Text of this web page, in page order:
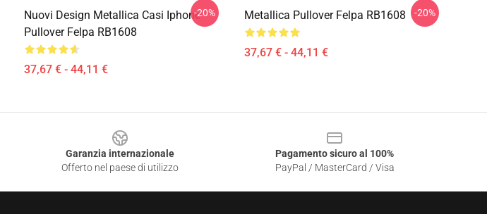
Nuovi Design Metallica Casi Iphone
Pullover Felpa RB1608
37,67 € - 44,11 €
-20% Metallica Pullover Felpa RB1608
37,67 € - 44,11 €
-20%
Garanzia internazionale
Offerto nel paese di utilizzo
Pagamento sicuro al 100%
PayPal / MasterCard / Visa